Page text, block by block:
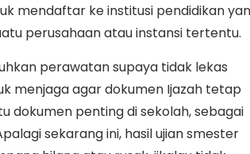
mendaftar ke institusi pendidikan
perusahaan atau instansi tertentu.
perawatan supaya tidak lekas
menjaga agar dokumen Ijazah tetap
dokumen penting di sekolah, sebagai
sekarang ini, hasil ujian smester